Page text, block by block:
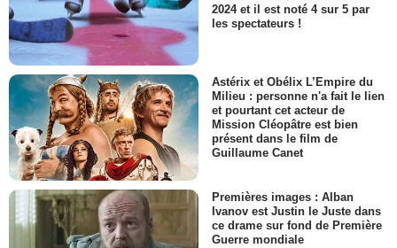
2024 et il est noté 4 sur 5 par
les spectateurs !
Astérix et Obélix L’Empire du
Milieu : personne n'a fait le lien
et pourtant cet acteur de
Mission Cléopâtre est bien
présent dans le film de
Guillaume Canet
Premières images : Alban
Ivanov est Justin le Juste dans
ce drame sur fond de Première
Guerre mondiale